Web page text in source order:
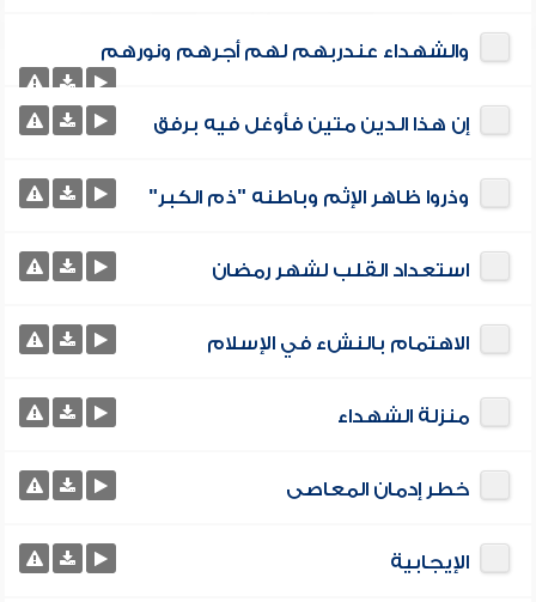
والشهداء عندربهم لهم أجرهم ونورهم
إن هذا الدين متين فأوغل فيه برفق
وذروا ظاهر الإثم وباطنه "ذم الكبر"
استعداد القلب لشهر رمضان
الاهتمام بالنشء في الإسلام
منزلة الشهداء
خطر إدمان المعاصى
الإيجابية